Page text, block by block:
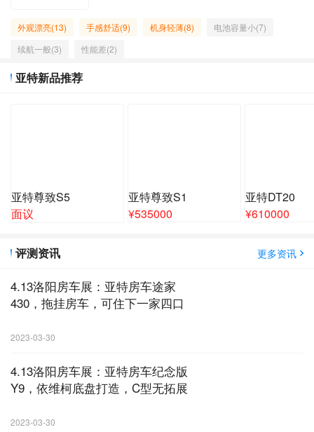
外观漂亮(13) 手感舒适(9) 机身轻薄(8)
电池容量小(7)
续航一般(3)
性能差(2)
亚特新品推荐
亚特尊致S5
面议
亚特尊致S1
¥535000
亚特DT20
¥610000
更多资讯
评测资讯
4.13洛阳房车展：亚特房车途家
430，拖挂房车，可住下一家四口
2023-03-30
4.13洛阳房车展：亚特房车纪念版
Y9，依维柯底盘打造，C型无拓展
2023-03-30